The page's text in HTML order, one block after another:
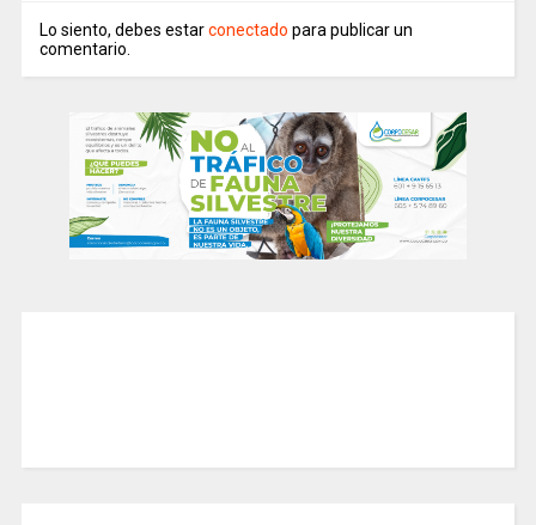
Lo siento, debes estarconectado para publicar un
comentario.